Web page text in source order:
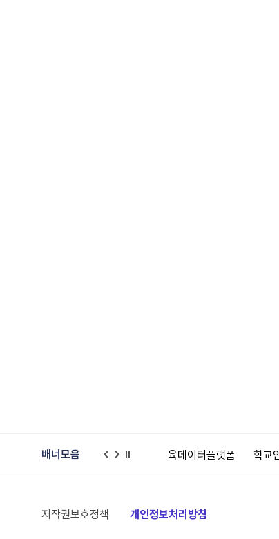
배너모음
누리병원학교 교육데이터플랫폼 학교안전지원시스템
저작권보호정책 개인정보처리방침